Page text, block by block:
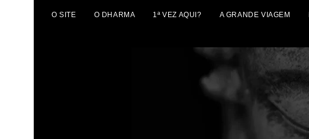
O SITE O DHARMA 1ª VEZ AQUI? A GRANDE VIAGEM